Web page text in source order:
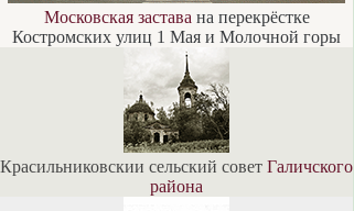
Московская застава на перекрёстке
Костромских улиц 1 Мая и Молочной горы
Красильниковскии сельский совет Галичского
района